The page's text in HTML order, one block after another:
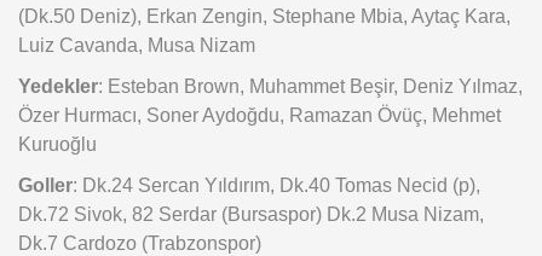
(Dk.50 Deniz), Erkan Zengin, Stephane Mbia, Aytaç Kara,
Luiz Cavanda, Musa Nizam
Yedekler: Esteban Brown, Muhammet Beşir, Deniz Yılmaz,
Özer Hurmacı, Soner Aydoğdu, Ramazan Övüç, Mehmet
Kuruoğlu
Goller: Dk.24 Sercan Yıldırım, Dk.40 Tomas Necid (p),
Dk.72 Sivok, 82 Serdar (Bursaspor) Dk.2 Musa Nizam,
Dk.7 Cardozo (Trabzonspor)